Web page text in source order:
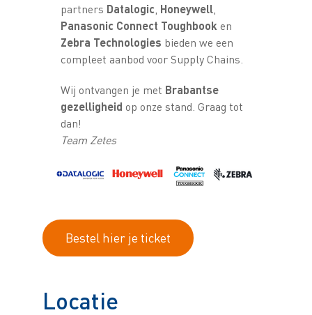
partners Datalogic, Honeywell,
Panasonic Connect Toughbooken
Zebra Technologies bieden we een
compleet aanbod voor Supply Chains.
Wij ontvangen je met Brabantse
gezelligheid op onze stand. Graag tot
dan!
Team Zetes
Bestel hier je ticket
Locatie